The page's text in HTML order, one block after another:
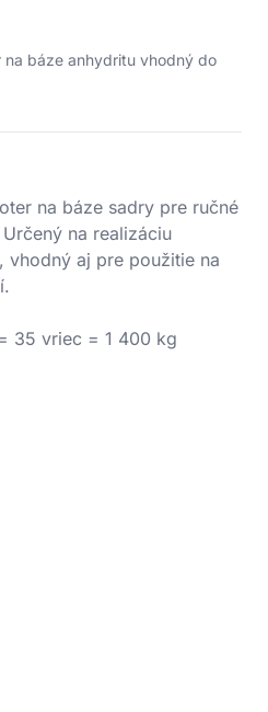
báze anhydritu vhodný do
na báze sadry pre ručné
na realizáciu
aj pre použitie na
35 vriec = 1 400 kg